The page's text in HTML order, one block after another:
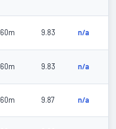
60m 9.83 n/a
60m 9.83 n/a
60m 9.87 n/a